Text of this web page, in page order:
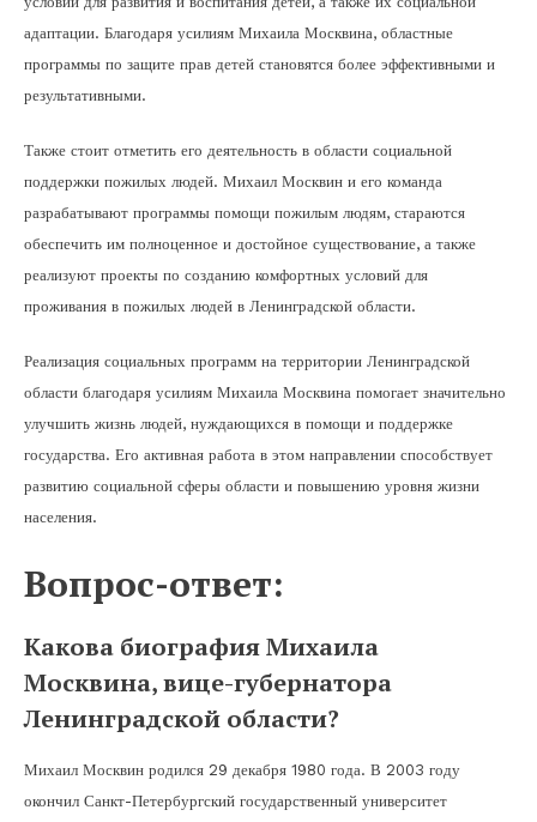
адаптации. Благодаря усилиям Михаила Москвина, областные
программы по защите прав детей становятся более эффективными и
результативными.
Также стоит отметить его деятельность в области социальной
поддержки пожилых людей. Михаил Москвин и его команда
разрабатывают программы помощи пожилым людям, стараются
обеспечить им полноценное и достойное существование, а также
реализуют проекты по созданию комфортных условий для
проживания в пожилых людей в Ленинградской области.
Реализация социальных программ на территории Ленинградской
области благодаря усилиям Михаила Москвина помогает значительно
улучшить жизнь людей, нуждающихся в помощи и поддержке
государства. Его активная работа в этом направлении способствует
развитию социальной сферы области и повышению уровня жизни
населения.
Вопрос-ответ:
Какова биография Михаила
Москвина, вице-губернатора
Ленинградской области?
Михаил Москвин родился 29 декабря 1980 года. В 2003 году
окончил Санкт-Петербургский государственный университет